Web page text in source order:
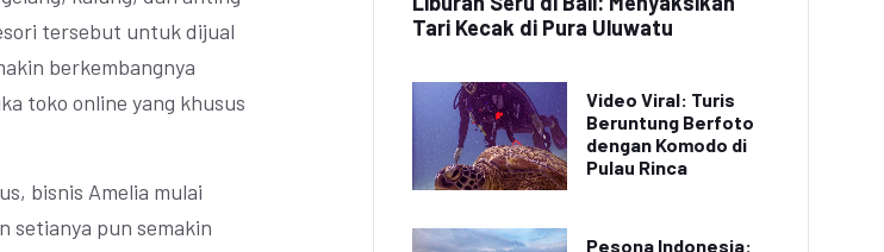
tersebut untuk dijual
berkembangnya
toko online yang khusus
bisnis Amelia mulai
setianya pun semakin
Tari Kecak di Pura Uluwatu
Video Viral: Turis
Beruntung Berfoto
dengan Komodo di
Pulau Rinca
Pesona Indonesia: